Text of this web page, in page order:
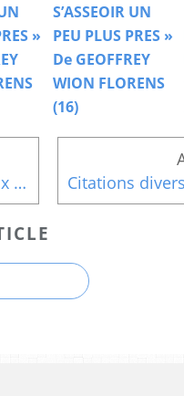
»
S’ASSEOIR UN
PEU PLUS PRES »
De GEOFFREY
WION FLORENS
(16)
Petite philosohie pour ceux qui veulent atteindre le sommet de montagne (1)